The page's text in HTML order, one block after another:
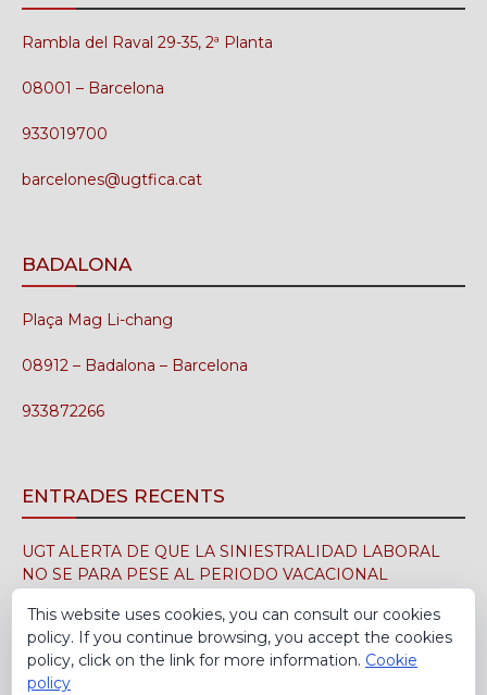
Rambla del Raval 29-35, 2ª Planta
08001 – Barcelona
933019700
barcelones@ugtfica.cat
BADALONA
Plaça Mag Li-chang
08912 – Badalona – Barcelona
933872266
ENTRADES RECENTS
UGT ALERTA DE QUE LA SINIESTRALIDAD LABORAL
NO SE PARA PESE AL PERIODO VACACIONAL
UGT FICA FIRMA EN EL SIMA EL CONVENIO
COLECTIVO DE LA INDUSTRIA DEL CALZADO PARA EL
PERÍODO 2026-2029
This website uses cookies, you can consult our cookies
policy. If you continue browsing, you accept the cookies
policy, click on the link for more information. Cookie
policy